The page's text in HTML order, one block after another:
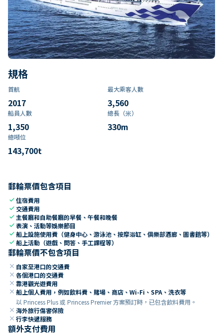
規格
首航
2017
最大乘客人數
3,560
船員人數
1,350
總長（米）
330m
總噸位
143,700t
郵輪票價包含項目
check住宿費用
check 交通費用
check 主餐廳和自助餐廳的早餐、午餐和晚餐
check表演、活動等娛樂節目
check船上設施使用費（健身中心、游泳池、按摩浴缸、俱樂部酒廊、圖書館等）
check船上活動（遊戲、問答、手工課程等）
郵輪票價不包含項目
close 自家至港口的交通費
close 各個港口的交通費
close 靠港觀光遊費用
close 船上個人費用，例如飲料費、賭場、商店、Wi-Fi、SPA、洗衣等
以 Princess Plus 或 Princess Premier 方案預訂時，已包含飲料費用。
close 海外旅行傷害保險
close 行李快遞服務
額外支付費用